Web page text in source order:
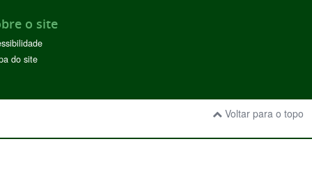
o site
do site
Voltar para o topo